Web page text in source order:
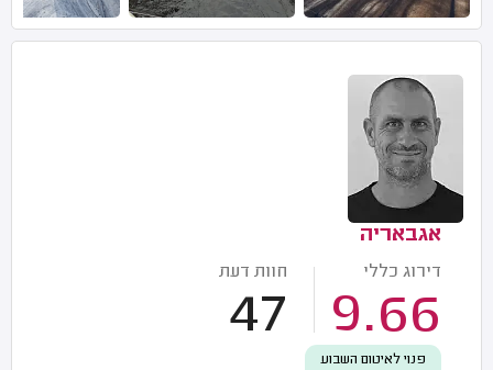
אגבאריה
דירוג כללי
9.66
חוות דעת
47
פנוי לאיטום השבוע